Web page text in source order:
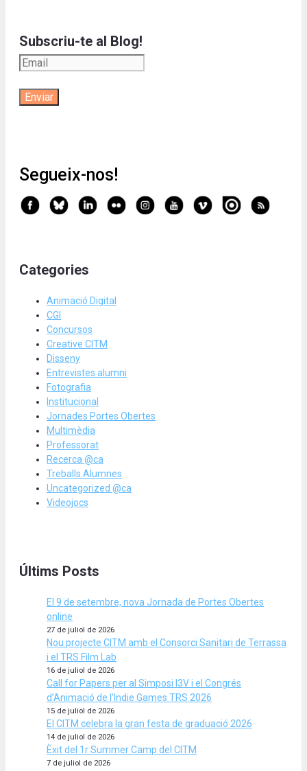
Subscriu-te al Blog!
Segueix-nos!
Categories
Animació Digital
CGI
Concursos
Creative CITM
Disseny
Entrevistes alumni
Fotografia
Institucional
Jornades Portes Obertes
Multimèdia
Professorat
Recerca @ca
Treballs Alumnes
Uncategorized @ca
Videojocs
Últims Posts
El 9 de setembre, nova Jornada de Portes Obertes
online
27 de juliol de 2026
Nou projecte CITM amb el Consorci Sanitari de Terrassa
i el TRS Film Lab
16 de juliol de 2026
Call for Papers per al Simposi I3V i el Congrés
d’Animació de l’Indie Games TRS 2026
15 de juliol de 2026
El CITM celebra la gran festa de graduació 2026
14 de juliol de 2026
Èxit del 1r Summer Camp del CITM
7 de juliol de 2026